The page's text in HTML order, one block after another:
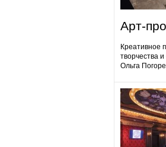
Арт-
Креативное
творчества
Ольга